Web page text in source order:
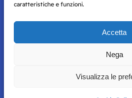
caratteristiche e funzioni.
Accetta
Nega
Visualizza le
Storie di Napoli è una testata registrata
per mero scopo didattico e informativo.
perseguito secondo i termini di legge. Si